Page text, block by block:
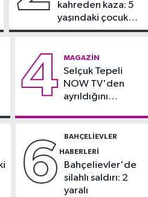
alındı
başladı
kahreden kaza: 5
yaşındaki çocuk
yoğun bakımda
4 MAGAZIN
Selçuk Tepeli
NOW TV'den
ayrıldığını
6 BAHÇELIEVLER
HABERLERI
Bahçelievler'de
silahlı saldırı: 2
yaralı